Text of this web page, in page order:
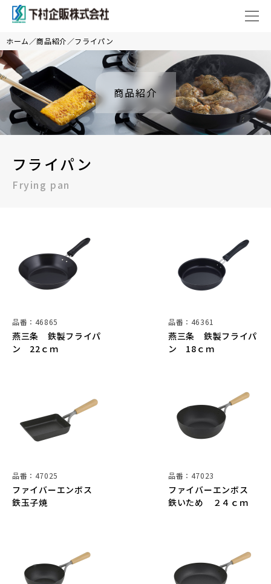
ホーム 商品紹介 フライパン
商品紹介
フライパン
Frying pan
燕三条 鉄製フライパ
ン 22ｃｍ
品番：46865
燕三条 鉄製フライパ
ン 18ｃｍ
品番：46361
ファイバーエンボス
鉄玉子焼
品番：47025
ファイバーエンボス
鉄いため ２４ｃｍ
品番：47023